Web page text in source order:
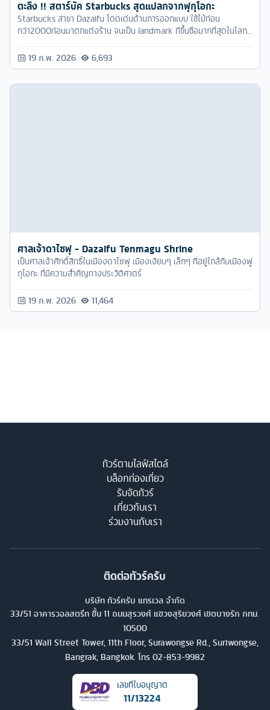
ตะลึง !! สตาร์บัค Starbucks สุดแปลกจากฟุกุโอกะ
Starbucks สาขา Dazaifu โดดเด่นด้านการออกแบบ ใช้ไม้ท่อน
กว่า2000ท่อนมาตกแต่งร้าน จนเป็น landmark ที่ขึ้นชื่อมากที่สุดในโลก
19 ก.พ. 2026 6,693
ศาลเจ้าดาไซฟุ - Dazaifu Tenmagu Shrine
เป็นศาลเจ้าศักดิ์สิทธิ์ในเมืองดาไซฟุ เมืองเงียบๆ เล็กๆ ที่อยู่ใกล้กับเมืองฟู
กุโอกะ ที่มีความสำคัญทางประวัติศาตร์
19 ก.พ. 2026 11,464
ทัวร์ตามไลฟ์สไตล์
บล็อกท่องเที่ยว
รับจัดทัวร์
เกี่ยวกับเรา
ร่วมงานกับเรา
ติดต่อทัวร์ครับ
บริษัท ทัวร์ครับ แทรเวล จำกัด
33/51 อาคารวอลสตรีท ชั้น 11 ถนนสุรวงศ์ แขวงสุริยวงศ์ เขตบางรัก กทม.
10500
33/51 Wall Street Tower, 11th Floor, Surawongse Rd., Suriwongse,
Bangrak, Bangkok. โทร 02-853-9982
เลขที่ใบอนุญาต
11/13224